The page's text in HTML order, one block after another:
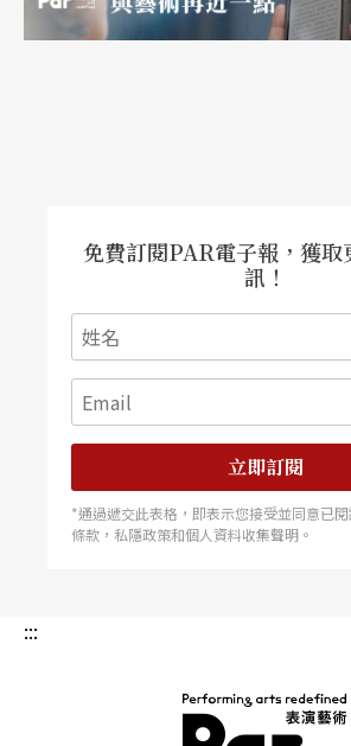
免費訂閱PAR電子報，獲取
訊！
立即訂閱
*通過遞交此表格，即表示您接受並同意已
條款，私隱政策和個人資料收集聲明。
:::